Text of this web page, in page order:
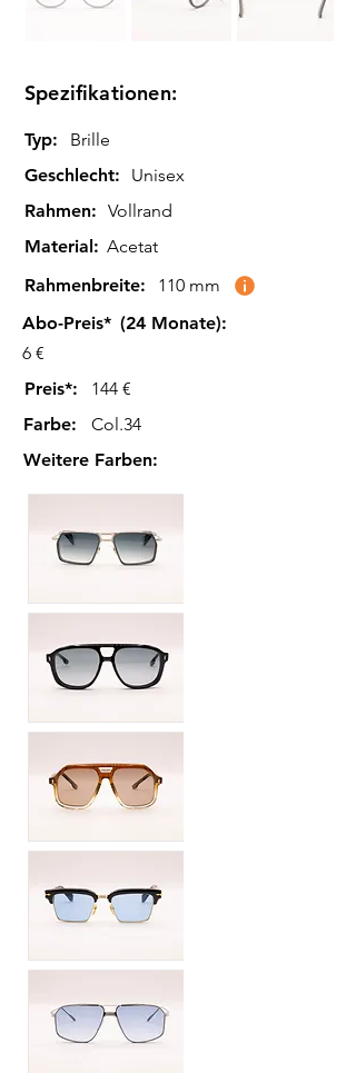
Spezifikationen:
Typ:
Brille
Geschlecht:
Unisex
Rahmen: Vollrand
Material: Acetat
Rahmenbreite:
110 mm
Abo-Preis* (24 Monate):
6 €
Preis*:
144 €
Farbe:
Col.34
Weitere Farben: